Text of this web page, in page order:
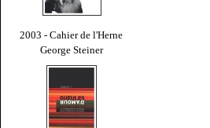
2003 - Cahier de l'Herne
George Steiner